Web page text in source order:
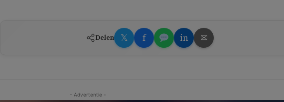
Delen 𝕏 f in ✉
- Advertentie -